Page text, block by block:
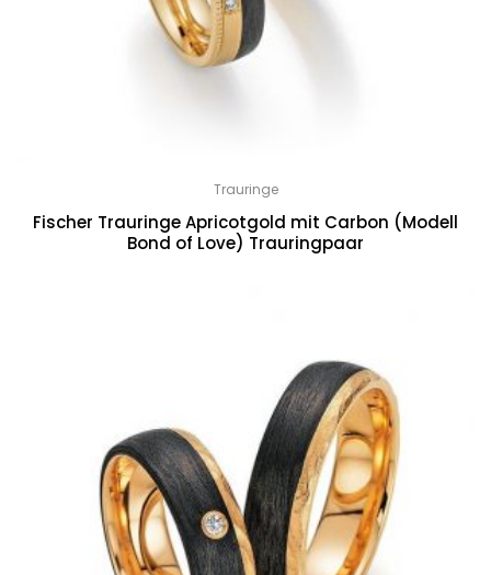
Trauringe
Fischer Trauringe Apricotgold mit Carbon (Modell
Bond of Love) Trauringpaar